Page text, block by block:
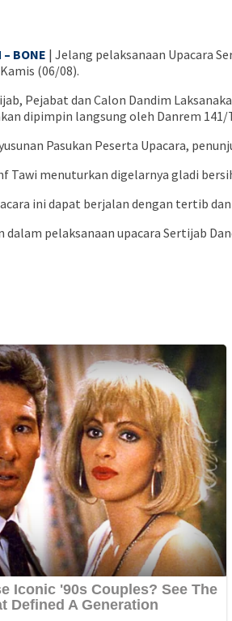
– BONE | Jelang pelaksanaan Upacara
(06/08).
dipimpin langsung oleh Danrem 141/
Pasukan Peserta Upacara,
Tawi menuturkan digelarnya gladi
ini dapat berjalan dengan tertib
dalam pelaksanaan upacara Sertijab